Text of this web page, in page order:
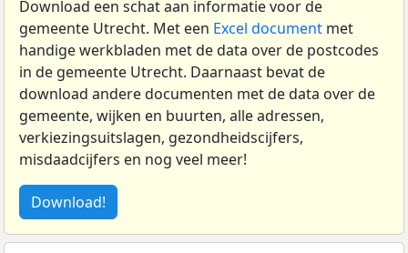
Download een schat aan informatie voor de
gemeente Utrecht. Met een Excel document met
handige werkbladen met de data over de postcodes
in de gemeente Utrecht. Daarnaast bevat de
download andere documenten met de data over de
gemeente, wijken en buurten, alle adressen,
verkiezingsuitslagen, gezondheidscijfers,
misdaadcijfers en nog veel meer!
Download!